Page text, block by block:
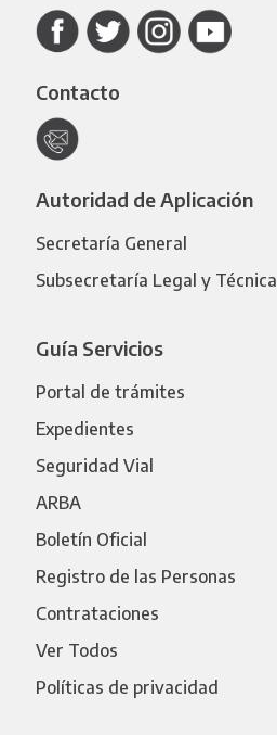
Contacto
Autoridad de Aplicación
Secretaría General
Subsecretaría Legal y Técnica
Guía Servicios
Portal de trámites
Expedientes
Seguridad Vial
ARBA
Boletín Oficial
Registro de las Personas
Contrataciones
Ver Todos
Políticas de privacidad